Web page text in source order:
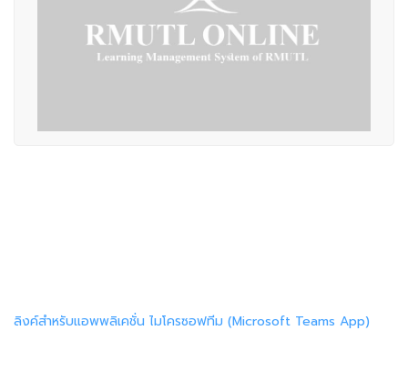
ลิงค์สำหรับแอพพลิเคชั่น ไมโครซอฟทีม (Microsoft Teams App)